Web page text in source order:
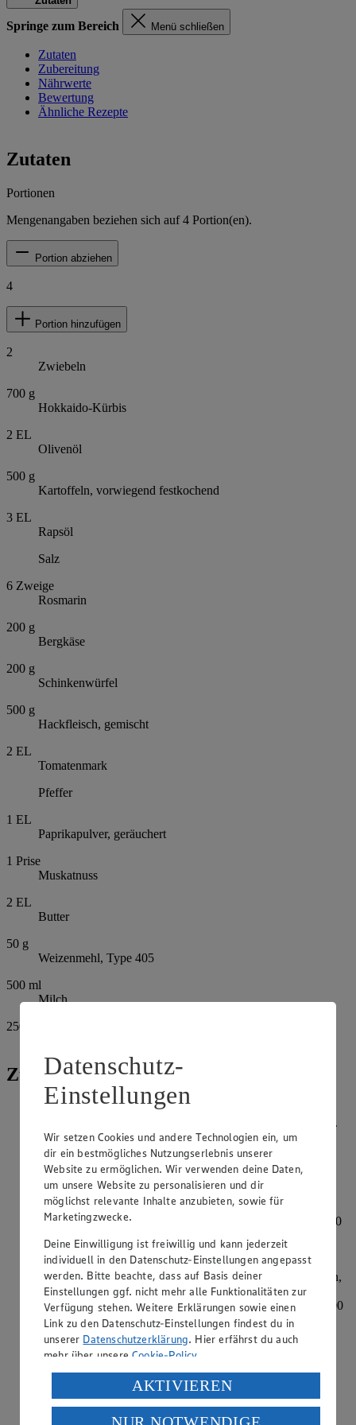
Springe zum Bereich Menü schließen
Zutaten
Zubereitung
Nährwerte
Bewertung
Ähnliche Rezepte
Zutaten
Portionen
Mengenangaben beziehen sich auf4 Portion(en).
Portion abziehen
4
Portion hinzufügen
2
Zwiebeln
700 g
Hokkaido-Kürbis
2 EL
Olivenöl
500 g
Kartoffeln, vorwiegend festkochend
3 EL
Rapsöl
Salz
6 Zweige
Rosmarin
200 g
Bergkäse
200 g
Schinkenwürfel
500 g
Hackfleisch, gemischt
2 EL
Tomatenmark
Pfeffer
1 EL
Paprikapulver, geräuchert
1 Prise
Muskatnuss
2 EL
Butter
50 g
Weizenmehl, Type 405
500 ml
Milch
250
Zubereitung
Zwiebeln schälen, halbieren und würfeln. Kürbis waschen,
halbieren und die Kerne mit einem Esslöffel herausschaben.
Das Fruchtfleisch in Stücke schneiden.
Kürbiskerne von überschüssigem Fruchtfleisch befreien.
Unter fließendem Wasser die letzten Fasern abspülen. Mit
einem Küchentuch trockenreiben. Mit Olivenöl marinieren
und auf einem mit Backpapier ausgelegten Backblech
verteilen. Für 10 Minuten im vorgeheizten Backofen bei 200
Kartoffeln waschen und ebenfalls in Stücke schneiden.
Kartoffeln und Kürbis mit Rapsöl in einer Schüssel mischen,
mit Salz würzen und anschließend in einer Auflaufform (ca.
35 x 23 x 6 cm) verteilen. Im vorgeheizten Backofen bei 200
Grad Umluft ca. 20 Minuten garen.
In der Zwischenzeit Rosmarin waschen, trocken schütteln,
Nadeln abstreifen und fein hacken. Käse reiben und
beiseitestellen.
Schinkenwürfel in einer großen, beschichteten Pfanne ohne
Fett auslassen und goldbraun anbraten. Zwiebeln zugeben
Datenschutz-
Einstellungen
Wir setzen Cookies und andere Technologien ein, um
dir ein bestmögliches Nutzungserlebnis unserer
Website zu ermöglichen. Wir verwenden deine Daten,
um unsere Website zu personalisieren und dir
möglichst relevante Inhalte anzubieten, sowie für
Marketingzwecke.
Deine Einwilligung ist freiwillig und kann jederzeit
individuell in den Datenschutz-Einstellungen angepasst
werden. Bitte beachte, dass auf Basis deiner
Einstellungen ggf. nicht mehr alle Funktionalitäten zur
Verfügung stehen. Weitere Erklärungen sowie einen
Link zu den Datenschutz-Einstellungen findest du in
unserer Datenschutzerklärung. Hier erfährst du auch
mehr über unsereCookie-Policy.
Verarbeitung deiner personenbezogenen Daten in den
USA durch Facebook und YouTube:
AKTIVIEREN
NUR NOTWENDIGE